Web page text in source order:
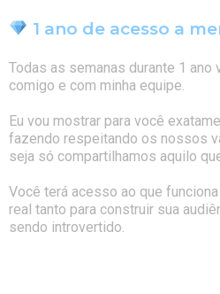
1 ano de acesso a
Todas as semanas durante 1 ano
comigo e com minha equipe.
Eu vou mostrar para você
fazendo respeitando os nossos
seja só compartilhamos aquilo
Você terá acesso ao que
real tanto para construir sua
sendo introvertido.